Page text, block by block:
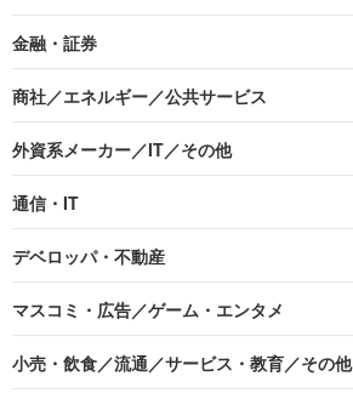
金融・証券
商社／エネルギー／公共サービス
外資系メーカー／IT／その他
通信・IT
デベロッパ・不動産
マスコミ・広告／ゲーム・エンタメ
小売・飲食／流通／サービス・教育／その他